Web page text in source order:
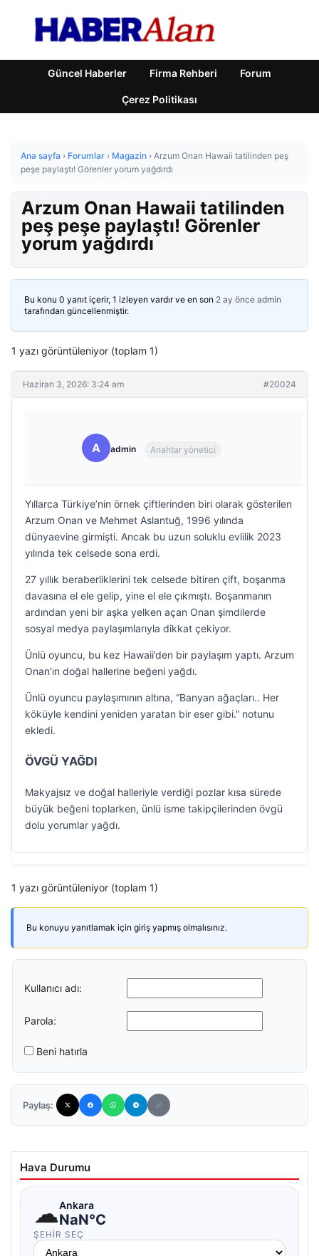
Güncel Haberler Firma Rehberi Forum
Çerez Politikası
Ana sayfa › Forumlar › Magazin › Arzum Onan Hawaii tatilinden peş
peşe paylaştı! Görenler yorum yağdırdı
Arzum Onan Hawaii tatilinden
peş peşe paylaştı! Görenler
yorum yağdırdı
Bu konu 0 yanıt içerir, 1 izleyen vardır ve en son 2 ay önce admin
tarafından güncellenmiştir.
1 yazı görüntüleniyor (toplam 1)
Haziran 3, 2026: 3:24 am #20024
A admin Anahtar yönetici
Yıllarca Türkiye’nin örnek çiftlerinden biri olarak gösterilen
Arzum Onan ve Mehmet Aslantuğ, 1996 yılında
dünyaevine girmişti. Ancak bu uzun soluklu evlilik 2023
yılında tek celsede sona erdi.
27 yıllık beraberliklerini tek celsede bitiren çift, boşanma
davasına el ele gelip, yine el ele çıkmıştı. Boşanmanın
ardından yeni bir aşka yelken açan Onan şimdilerde
sosyal medya paylaşımlarıyla dikkat çekiyor.
Ünlü oyuncu, bu kez Hawaii’den bir paylaşım yaptı. Arzum
Onan’ın doğal hallerine beğeni yağdı.
Ünlü oyuncu paylaşımının altına, “Banyan ağaçları.. Her
köküyle kendini yeniden yaratan bir eser gibi.” notunu
ekledi.
ÖVGÜ YAĞDI
Makyajsız ve doğal halleriyle verdiği pozlar kısa sürede
büyük beğeni toplarken, ünlü isme takipçilerinden övgü
dolu yorumlar yağdı.
1 yazı görüntüleniyor (toplam 1)
Bu konuyu yanıtlamak için giriş yapmış olmalısınız.
Kullanıcı adı:
Parola:
Beni hatırla
Paylaş:
Hava Durumu
☁Ankara
NaN°C
ŞEHIR SEÇ